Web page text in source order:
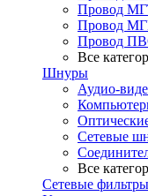
Провод
Провод
Провод
Все
Шнуры
Аудио-
Сетевые
Все
Сетевые